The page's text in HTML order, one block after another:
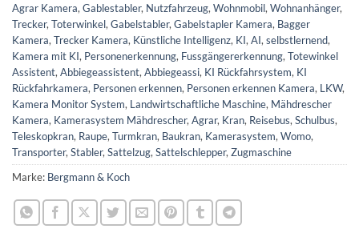
Agrar Kamera, Gablestabler, Nutzfahrzeug, Wohnmobil, Wohnanhänger,
Trecker, Toterwinkel, Gabelstabler, Gabelstapler Kamera, Bagger
Kamera, Trecker Kamera, Künstliche Intelligenz, KI, AI, selbstlernend,
Kamera mit KI, Personenerkennung, Fussgängererkennung, Totewinkel
Assistent, Abbiegeassistent, Abbiegeassi, KI Rückfahrsystem, KI
Rückfahrkamera, Personen erkennen, Personen erkennen Kamera, LKW,
Kamera Monitor System, Landwirtschaftliche Maschine, Mähdrescher
Kamera, Kamerasystem Mähdrescher, Agrar, Kran, Reisebus, Schulbus,
Teleskopkran, Raupe, Turmkran, Baukran, Kamerasystem, Womo,
Transporter, Stabler, Sattelzug, Sattelschlepper, Zugmaschine
Marke: Bergmann & Koch